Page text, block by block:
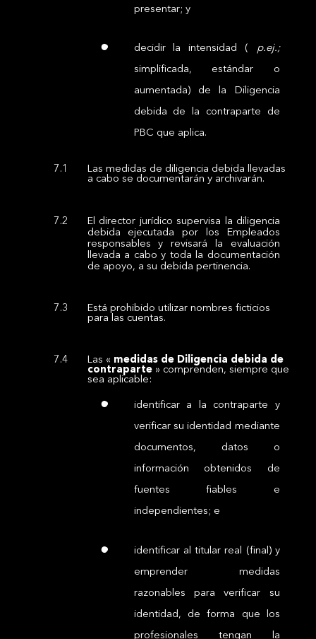
presentar; y
decidir la intensidad (
p.ej.;
simplificada, estándar o
aumentada) de la Diligencia
debida de la contraparte de
PBC que aplica.
Las medidas de diligencia debida llevadas
a cabo se documentarán y archivarán.
El director jurídico supervisa la diligencia
debida ejecutada por los Empleados
responsables y revisará la evaluación
llevada a cabo y toda la documentación
de apoyo, a su debida pertinencia.
Está prohibido utilizar nombres ficticios
para las cuentas.
Las « medidas de Diligencia debida de
contraparte » comprenden, siempre que
sea aplicable:
identificar a la contraparte y
verificar su identidad mediante
documentos, datos o
información obtenidos de
fuentes fiables e
independientes; e
identificar al titular real (final) y
emprender medidas
razonables para verificar su
identidad, de forma que los
profesionales tengan la